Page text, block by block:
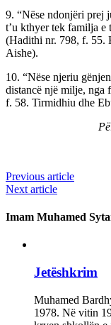
9. “Nëse ndonjëri prej
t’u kthyer tek familja e
(Hadithi nr. 798, f. 55.
Aishe).
10. “Nëse njeriu
distancë një milje, nga
f. 58. Tirmidhiu dhe
Previous article
Next article
Imam Muhamed
Jetëshkrim
Muhamed
1978. Në vitin